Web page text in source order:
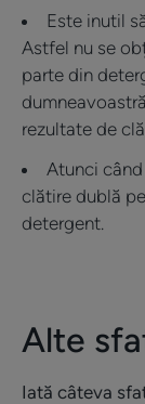
Este inutil
Astfel nu se
parte din
rezultate de
Atunci
clătire dublă
detergent.
Alte
Iată câteva